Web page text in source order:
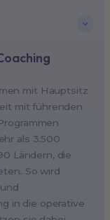
mit Hauptsitz
mit führenden
als 3.500
Ländern, die
So wird
in die operative